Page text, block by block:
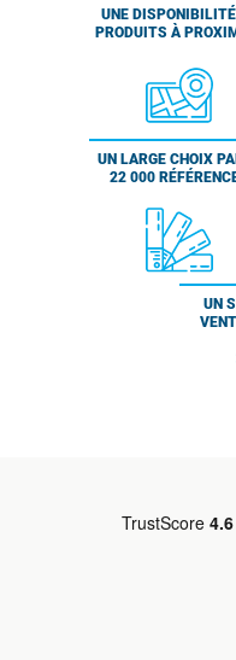
UNE
PRODUITS À
UN LARGE CHOIX
22 000
UN